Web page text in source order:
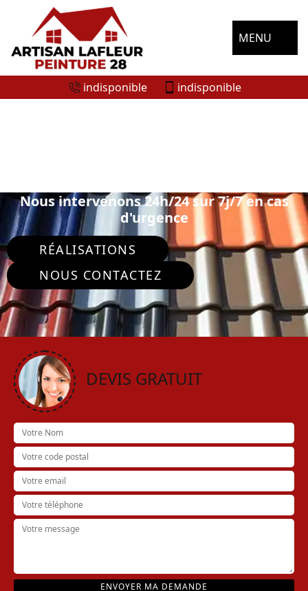
MENU
indisponible indisponible
Nous intervenons 24h/24 sur 7j/7 en cas
d'urgence
RÉALISATIONS
NOUS CONTACTEZ
DEVIS GRATUIT